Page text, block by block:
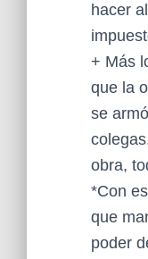
hacer
+ Más
que la
se
obra,
*Con
que
poder